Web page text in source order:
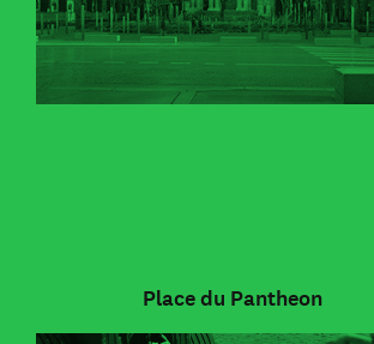
Place du Pantheon